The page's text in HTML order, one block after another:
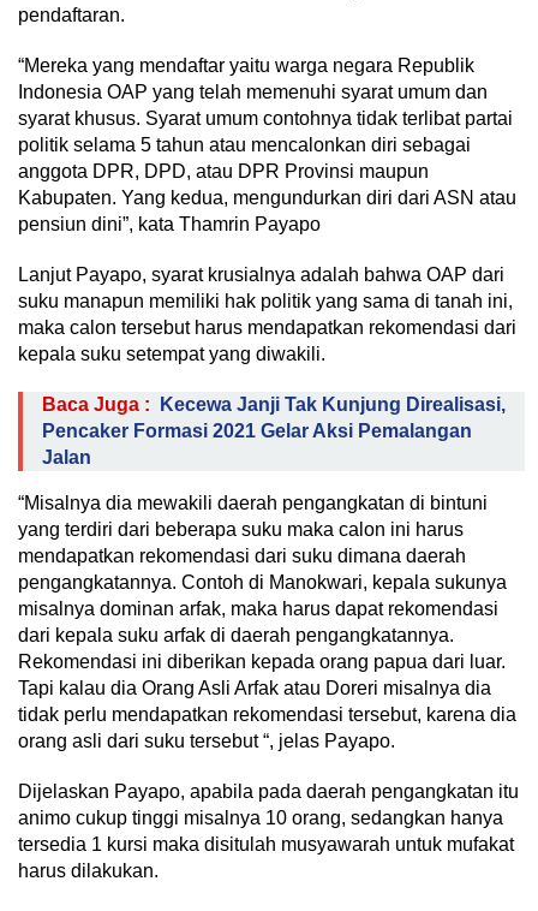
pendaftaran.
“Mereka yang mendaftar yaitu warga negara Republik
Indonesia OAP yang telah memenuhi syarat umum dan
syarat khusus. Syarat umum contohnya tidak terlibat partai
politik selama 5 tahun atau mencalonkan diri sebagai
anggota DPR, DPD, atau DPR Provinsi maupun
Kabupaten. Yang kedua, mengundurkan diri dari ASN atau
pensiun dini”, kata Thamrin Payapo
Lanjut Payapo, syarat krusialnya adalah bahwa OAP dari
suku manapun memiliki hak politik yang sama di tanah ini,
maka calon tersebut harus mendapatkan rekomendasi dari
kepala suku setempat yang diwakili.
Baca Juga :
Kecewa Janji Tak Kunjung Direalisasi,
Pencaker Formasi 2021 Gelar Aksi Pemalangan
Jalan
“Misalnya dia mewakili daerah pengangkatan di bintuni
yang terdiri dari beberapa suku maka calon ini harus
mendapatkan rekomendasi dari suku dimana daerah
pengangkatannya. Contoh di Manokwari, kepala sukunya
misalnya dominan arfak, maka harus dapat rekomendasi
dari kepala suku arfak di daerah pengangkatannya.
Rekomendasi ini diberikan kepada orang papua dari luar.
Tapi kalau dia Orang Asli Arfak atau Doreri misalnya dia
tidak perlu mendapatkan rekomendasi tersebut, karena dia
orang asli dari suku tersebut “, jelas Payapo.
Dijelaskan Payapo, apabila pada daerah pengangkatan itu
animo cukup tinggi misalnya 10 orang, sedangkan hanya
tersedia 1 kursi maka disitulah musyawarah untuk mufakat
harus dilakukan.